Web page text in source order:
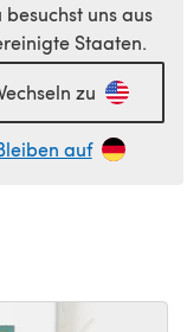
besuchst uns aus
Staaten.
zu
auf
- Chives
-